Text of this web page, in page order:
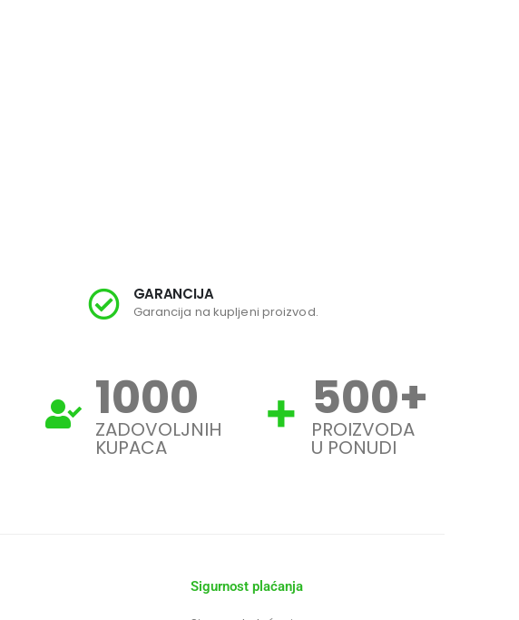
GARANCIJA
Garancija na kupljeni proizvod.
1000
ZADOVOLJNIH
KUPACA
500+
PROIZVODA
U PONUDI
Sigurnost plaćanja